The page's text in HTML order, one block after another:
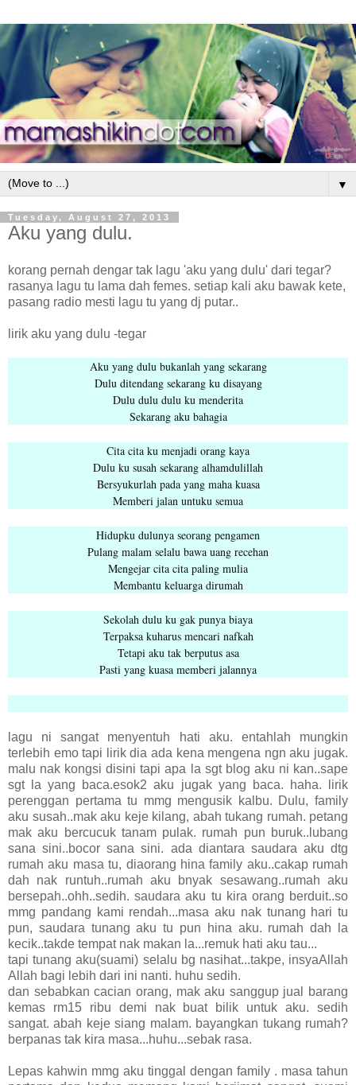
▼
Tuesday, August 27, 2013
Aku yang dulu.
korang pernah dengar tak lagu 'aku yang dulu' dari tegar?
rasanya lagu tu lama dah femes. setiap kali aku bawak kete,
pasang radio mesti lagu tu yang dj putar..
lirik aku yang dulu -tegar
Aku yang dulu bukanlah yang sekarang
Dulu ditendang sekarang ku disayang
Dulu dulu dulu ku menderita
Sekarang aku bahagia
Cita cita ku menjadi orang kaya
Dulu ku susah sekarang alhamdulillah
Bersyukurlah pada yang maha kuasa
Memberi jalan untuku semua
Hidupku dulunya seorang pengamen
Pulang malam selalu bawa uang recehan
Mengejar cita cita paling mulia
Membantu keluarga dirumah
Sekolah dulu ku gak punya biaya
Terpaksa kuharus mencari nafkah
Tetapi aku tak berputus asa
Pasti yang kuasa memberi jalannya
lagu ni sangat menyentuh hati aku. entahlah mungkin
terlebih emo tapi lirik dia ada kena mengena ngn aku jugak.
malu nak kongsi disini tapi apa la sgt blog aku ni kan..sape
sgt la yang baca.esok2 aku jugak yang baca. haha. lirik
perenggan pertama tu mmg mengusik kalbu. Dulu, family
aku susah..mak aku keje kilang, abah tukang rumah. petang
mak aku bercucuk tanam pulak. rumah pun buruk..lubang
sana sini..bocor sana sini. ada diantara saudara aku dtg
rumah aku masa tu, diaorang hina family aku..cakap rumah
dah nak runtuh..rumah aku bnyak sesawang..rumah aku
bersepah..ohh..sedih. saudara aku tu kira orang berduit..so
mmg pandang kami rendah...masa aku nak tunang hari tu
pun, saudara tunang aku tu pun hina aku. rumah dah la
kecik..takde tempat nak makan la...remuk hati aku tau...
tapi tunang aku(suami) selalu bg nasihat...takpe, insyaAllah
Allah bagi lebih dari ini nanti. huhu sedih.
dan sebabkan cacian orang, mak aku sanggup jual barang
kemas rm15 ribu demi nak buat bilik untuk aku. sedih
sangat. abah keje siang malam. bayangkan tukang rumah?
berpanas tak kira masa...huhu...sebak rasa.
Lepas kahwin mmg aku tinggal dengan family . masa tahun